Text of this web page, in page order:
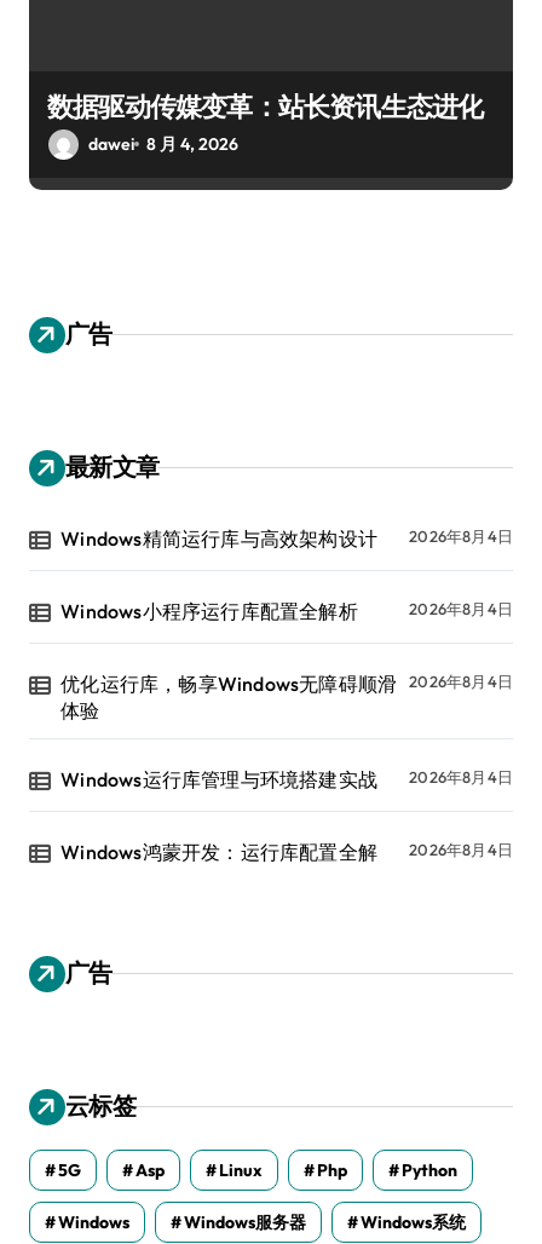
数据驱动传媒变革：站长资讯生态进化
dawei 8 月 4, 2026
广告
最新文章
Windows精简运行库与高效架构设计 2026年8月4日
Windows小程序运行库配置全解析 2026年8月4日
优化运行库，畅享Windows无障碍顺滑
体验
2026年8月4日
Windows运行库管理与环境搭建实战 2026年8月4日
Windows鸿蒙开发：运行库配置全解 2026年8月4日
广告
云标签
5G Asp Linux Php Python
Windows Windows服务器 Windows系统